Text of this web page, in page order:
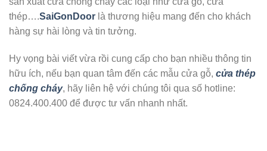
thép….SaiGonDoor là thương hiệu mang đến cho khách
hàng sự hài lòng và tin tưởng.
Hy vọng bài viết vừa rồi cung cấp cho bạn nhiều thông tin
hữu ích, nếu bạn quan tâm đến các mẫu cửa gỗ, cửa thép
chống cháy, hãy liên hệ với chúng tôi qua số hotline:
0824.400.400 để được tư vấn nhanh nhất.